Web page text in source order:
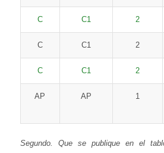
C C1 2
C C1 2
C C1 2
AP AP 1
Segundo. Que se publique en el